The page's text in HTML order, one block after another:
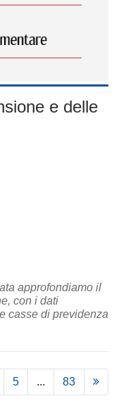
e delle
approfondiamo il
con i dati
casse di previdenza
5 ... 83